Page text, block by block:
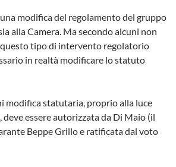
modifica del regolamento del gruppo
alla Camera. Ma secondo alcuni non
tipo di intervento regolatorio
in realtà modificare lo statuto
modifica statutaria, proprio alla luce
essere autorizzata da Di Maio (il
Beppe Grillo e ratificata dal voto